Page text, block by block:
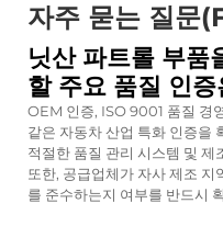
자주 묻는 질문
닛산 파트롤 부품
할 주요 품질 인
OEM 인증, ISO 9001 품질 경
같은 자동차 산업 특화 인증을
적절한 품질 관리 시스템 및 제
또한, 공급업체가 자사 제조 지
를 준수하는지 여부를 반드시